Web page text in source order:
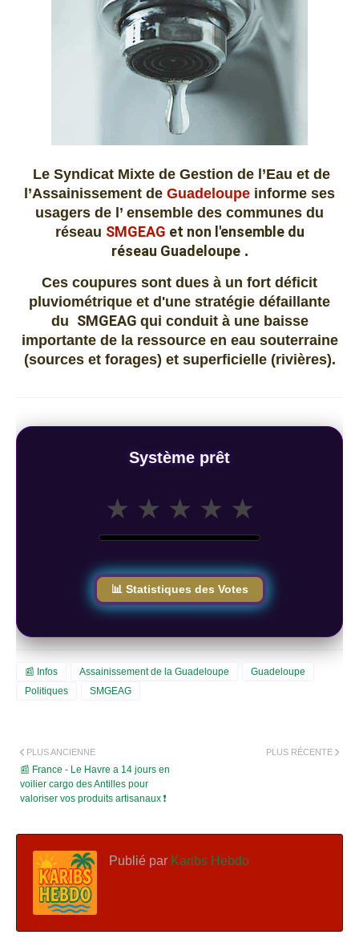
Le Syndicat Mixte de Gestion de l’Eau et de
l’Assainissement de Guadeloupe informe ses
usagers de l’ ensemble des communes du
réseau SMGEAG et non l'ensemble du
réseau Guadeloupe .
Ces coupures sont dues à un fort déficit
pluviométrique et d'une stratégie défaillante
du SMGEAG qui conduit à une baisse
importante de la ressource en eau souterraine
(sources et forages) et superficielle (rivières).
Système prêt
★ ★ ★ ★ ★
📊 Statistiques des Votes
📰 Infos Assainissement de la Guadeloupe
Guadeloupe
Politiques
SMGEAG
PLUS RÉCENTE
PLUS ANCIENNE
📰 France - Le Havre a 14 jours en
voilier cargo des Antilles pour
valoriser vos produits artisanaux ❗
Publié par Karibs Hebdo